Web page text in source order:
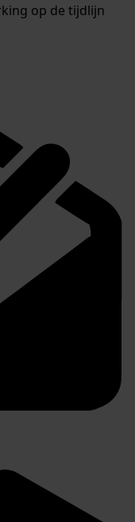
op de tijdlijn